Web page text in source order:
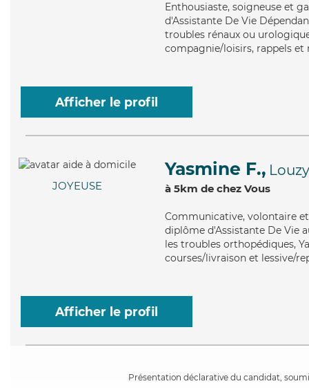
Enthousiaste, soigneuse et
d'Assistante De Vie
troubles rénaux ou
compagnie/loisirs, rappels et
Afficher le profil
JOYEUSE
Yasmine F., Louzy
à 5km de chez Vous
Communicative, volontaire
diplôme d'Assistante De Vie
les troubles orthopédiques,
courses/livraison et lessive/
Afficher le profil
Présentation déclarative du candidat,